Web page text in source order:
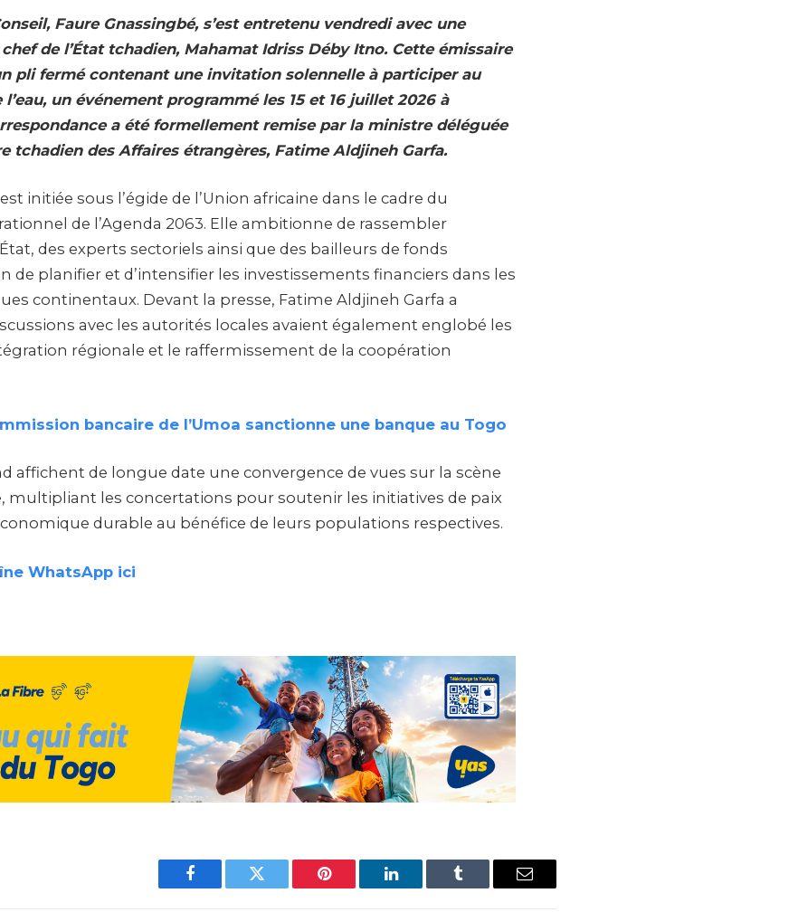
Faure Gnassingbé, s’est entretenu vendredi avec une
de l’État tchadien, Mahamat Idriss Déby Itno. Cette émissaire
pli fermé contenant une invitation solennelle à participer au
un événement programmé les 15 et 16 juillet 2026 à
a été formellement remise par la ministre déléguée
tchadien des Affaires étrangères, Fatime Aldjineh Garfa.
initiée sous l’égide de l’Union africaine dans le cadre du
de l’Agenda 2063. Elle ambitionne de rassembler
des experts sectoriels ainsi que des bailleurs de fonds
de planifier et d’intensifier les investissements financiers dans les
continentaux. Devant la presse, Fatime Aldjineh Garfa a
avec les autorités locales avaient également englobé les
régionale et le raffermissement de la coopération
bancaire de l’Umoa sanctionne une banque au Togo
affichent de longue date une convergence de vues sur la scène
multipliant les concertations pour soutenir les initiatives de paix
durable au bénéfice de leurs populations respectives.
WhatsApp ici
Facebook Twitter Pinterest LinkedIn Tumblr Email